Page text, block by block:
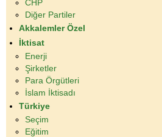
CHP
Diğer Partiler
Akkalemler Özel
İktisat
Enerji
Şirketler
Para Örgütleri
İslam İktisadı
Türkiye
Seçim
Eğitim